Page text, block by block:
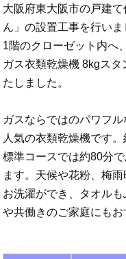
大阪府東大阪市の戸建
ん」の設置工事を行いま
1階のクローゼット内へ
ガス衣類乾燥機 8kgス
たしました。
ガスならではのパワフ
人気の衣類乾燥機です
標準コースでは約80分
ます。天候や花粉、梅
お洗濯ができ、タオル
や共働きのご家庭にもお